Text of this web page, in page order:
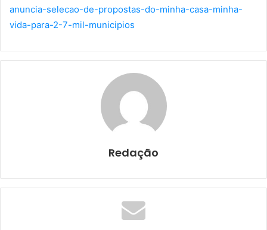
anuncia-selecao-de-propostas-do-minha-casa-minha-
vida-para-2-7-mil-municipios
Redação